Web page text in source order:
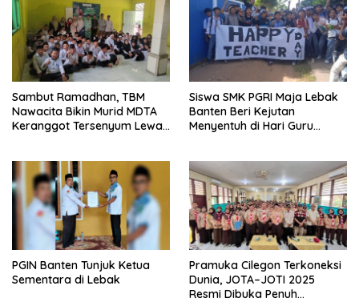
Sambut Ramadhan, TBM
Nawacita Bikin Murid MDTA
Keranggot Tersenyum Lewat
Siswa SMK PGRI Maja Lebak
Banten Beri Kejutan
Menyentuh di Hari Guru
PGIN Banten Tunjuk Ketua
Sementara di Lebak
Pramuka Cilegon Terkoneksi
Dunia, JOTA–JOTI 2025
Resmi Dibuka Penuh